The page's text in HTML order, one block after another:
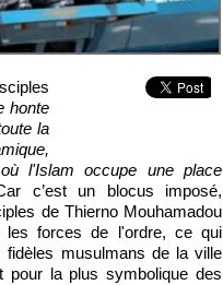
honte
la
l'Islam occupe une place
c’est un blocus imposé,
de Thierno Mouhamadou
les forces de l'ordre, ce qui
fidèles musulmans de la ville
pour la plus symbolique des